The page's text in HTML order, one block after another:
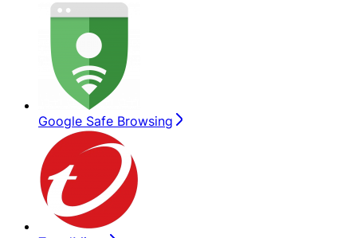
Google Safe Browsing